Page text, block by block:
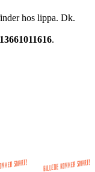
hos lippa. Dk.
.